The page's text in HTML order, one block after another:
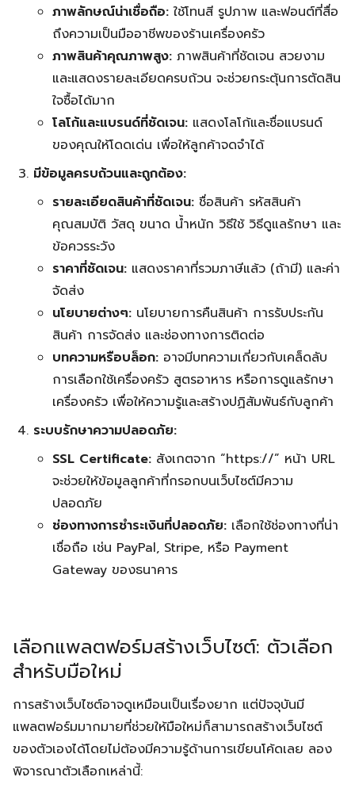
ภาพลักษณ์น่าเชื่อถือ:ใช้โทนสี รูปภาพ และฟอนต์ที่สื่อ
ถึงความเป็นมืออาชีพของร้านเครื่องครัว
ภาพสินค้าคุณภาพสูง:ภาพสินค้าที่ชัดเจน สวยงาม
และแสดงรายละเอียดครบถ้วน จะช่วยกระตุ้นการตัดสิน
ใจซื้อได้มาก
โลโก้และแบรนด์ที่ชัดเจน:แสดงโลโก้และชื่อแบรนด์
ของคุณให้โดดเด่น เพื่อให้ลูกค้าจดจำได้
มีข้อมูลครบถ้วนและถูกต้อง:
รายละเอียดสินค้าที่ชัดเจน:ชื่อสินค้า รหัสสินค้า
คุณสมบัติ วัสดุ ขนาด น้ำหนัก วิธีใช้ วิธีดูแลรักษา และ
ข้อควรระวัง
ราคาที่ชัดเจน:แสดงราคาที่รวมภาษีแล้ว (ถ้ามี) และค่า
จัดส่ง
นโยบายต่างๆ:นโยบายการคืนสินค้า การรับประกัน
สินค้า การจัดส่ง และช่องทางการติดต่อ
บทความหรือบล็อก:อาจมีบทความเกี่ยวกับเคล็ดลับ
การเลือกใช้เครื่องครัว สูตรอาหาร หรือการดูแลรักษา
เครื่องครัว เพื่อให้ความรู้และสร้างปฏิสัมพันธ์กับลูกค้า
ระบบรักษาความปลอดภัย:
SSL Certificate:สังเกตจาก “https://” หน้า URL
จะช่วยให้ข้อมูลลูกค้าที่กรอกบนเว็บไซต์มีความ
ปลอดภัย
ช่องทางการชำระเงินที่ปลอดภัย:เลือกใช้ช่องทางที่น่า
เชื่อถือ เช่น PayPal, Stripe, หรือ Payment
Gateway ของธนาคาร
เลือกแพลตฟอร์มสร้างเว็บไซต์: ตัวเลือก
สำหรับมือใหม่
การสร้างเว็บไซต์อาจดูเหมือนเป็นเรื่องยาก แต่ปัจจุบันมี
แพลตฟอร์มมากมายที่ช่วยให้มือใหม่ก็สามารถสร้างเว็บไซต์
ของตัวเองได้โดยไม่ต้องมีความรู้ด้านการเขียนโค้ดเลย ลอง
พิจารณาตัวเลือกเหล่านี้: